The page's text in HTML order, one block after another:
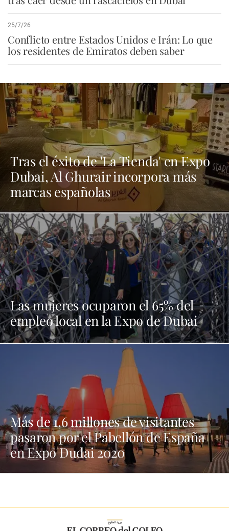
25/7/26
Conflicto entre Estados Unidos e Irán: Lo que
los residentes de Emiratos deben saber
Tras el éxito de 'La Tienda' en Expo
Dubai, Al Ghurair incorpora más
marcas españolas
Las mujeres ocuparon el 65% del
empleo local en la Expo de Dubai
Más de 1,6 millones de visitantes
pasaron por el Pabellón de España
en Expo Dudai 2020